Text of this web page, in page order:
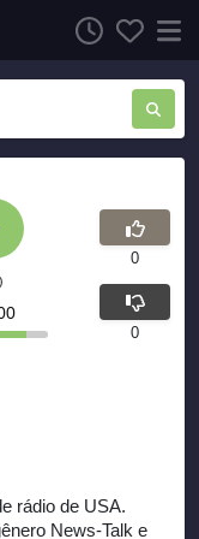
rádio de USA.
News-Talk e
0
0